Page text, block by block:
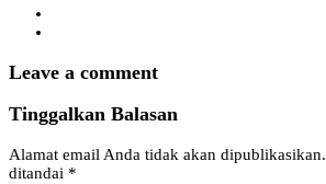
Leave a comment
Tinggalkan Balasan
Alamat email Anda tidak akan dipublikasikan.
ditandai *